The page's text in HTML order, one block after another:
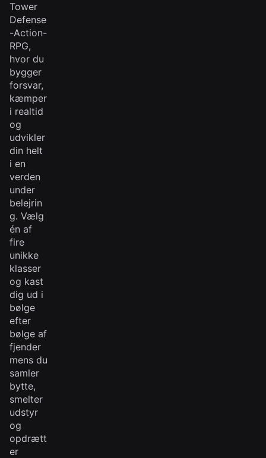
Tower
Defense
-Action-
RPG,
hvor du
bygger
forsvar,
kæmper
i realtid
og
udvikler
din helt
i en
verden
under
belejrin
g. Vælg
én af
fire
unikke
klasser
og kast
dig ud i
bølge
efter
bølge af
fjender
mens du
samler
bytte,
smelter
udstyr
og
opdrætt
er